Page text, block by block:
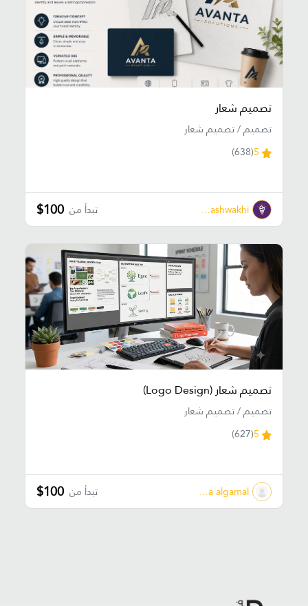
تصميم شعار
تصميم / تصميم شعار
5
(638)
Ehab Elmashwakhi تبدأ من $100
تصميم شعار (Logo Design)
تصميم / تصميم شعار
5
(627)
diaaa algamal تبدأ من $100